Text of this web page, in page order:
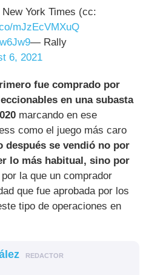
York Times (cc:
mJzEcVMXuQ
— Rally
6, 2021
fue comprado por
en una subasta
marcando en ese
como el juego más caro
después se vendió no por
lo más habitual, sino por
la que un comprador
que fue aprobada por los
tipo de operaciones en
REDACTOR